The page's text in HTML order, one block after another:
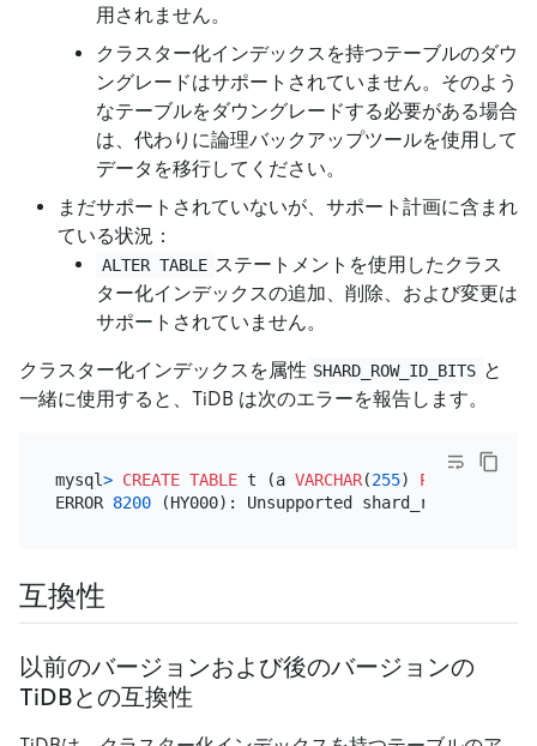
用されません。
クラスター化インデックスを持つテーブルのダウ
ングレードはサポートされていません。そのよう
なテーブルをダウングレードする必要がある場合
は、代わりに論理バックアップツールを使用して
データを移行してください。
まだサポートされていないが、サポート計画に含まれ
ている状況：
ALTER TABLE ステートメントを使用したクラス
ター化インデックスの追加、削除、および変更は
サポートされていません。
クラスター化インデックスを属性 SHARD_ROW_ID_BITS と
一緒に使用すると、TiDB は次のエラーを報告します。
mysql> CREATE TABLE t (a VARCHAR(255) PRIMARY KEY
ERROR 8200 (HY000): Unsupported shard_row_id_bits
互換性
以前のバージョンおよび後のバージョンの
TiDBとの互換性